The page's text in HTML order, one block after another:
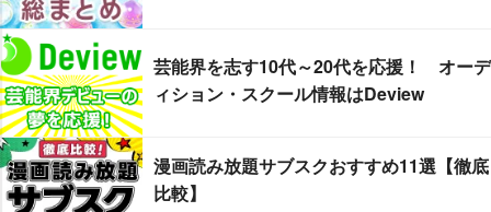
芸能界を志す10代～20代を応援！ オーデ
ィション・スクール情報はDeview
漫画読み放題サブスクおすすめ11選【徹底
比較】